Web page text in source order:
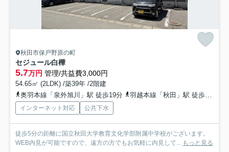
秋田市保戸野原の町
セジュール白樺
5.7万円 管理/共益費3,000円
54.65㎡ (2LDK) /築39年 /2階建
奥羽本線「泉外旭川」駅 徒歩19分
羽越本線「秋田」駅 徒歩32分
インターネット対応 公共下水
徒歩5分の距離に国立秋田大学教育文化学部附属中学校がございます。
WEB内見が可能ですので、遠方の方でもお気軽に内見して...
もっと見る